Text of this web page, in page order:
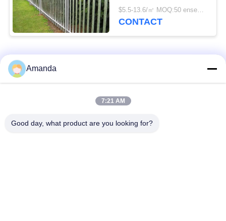
D est de 2,5*2,75 m.
$5.5-13.6/㎡ MOQ:50 ensembles
CONTACT
Catégories populaires
Emballage structuré
Amanda
7:21 AM
Good day, what product are you looking for?